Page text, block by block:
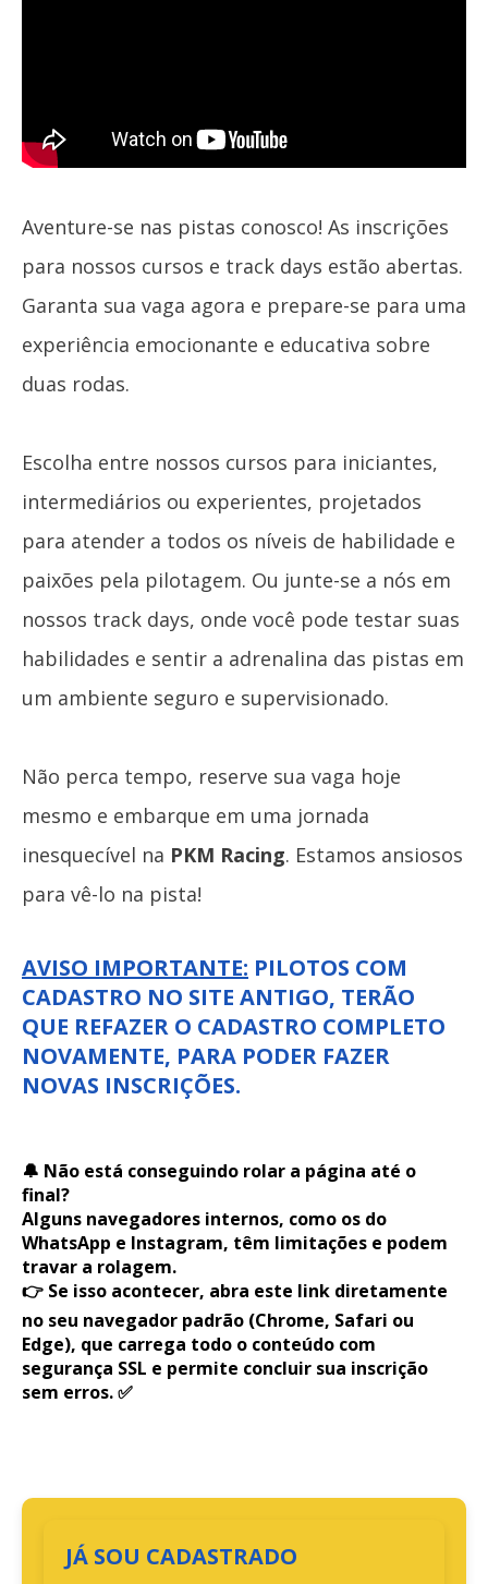
se
Inscrições
Meu
Cadastro
Aventure-se nas pistas conosco! As inscrições
para nossos cursos e track days estão abertas.
Garanta sua vaga agora e prepare-se para uma
experiência emocionante e educativa sobre
duas rodas.
Escolha entre nossos cursos para iniciantes,
intermediários ou experientes, projetados
para atender a todos os níveis de habilidade e
paixões pela pilotagem. Ou junte-se a nós em
nossos track days, onde você pode testar suas
habilidades e sentir a adrenalina das pistas em
um ambiente seguro e supervisionado.
Não perca tempo, reserve sua vaga hoje
mesmo e embarque em uma jornada
inesquecível na PKM Racing. Estamos ansiosos
para vê-lo na pista!
AVISO IMPORTANTE: PILOTOS COM
CADASTRO NO SITE ANTIGO, TERÃO
QUE REFAZER O CADASTRO COMPLETO
NOVAMENTE, PARA PODER FAZER
NOVAS INSCRIÇÕES.
🔔 Não está conseguindo rolar a página até o
final?
Alguns navegadores internos, como os do
WhatsApp e Instagram, têm limitações e podem
travar a rolagem.
👉 Se isso acontecer, abra este link diretamente
no seu navegador padrão (Chrome, Safari ou
Edge), que carrega todo o conteúdo com
segurança SSL e permite concluir sua inscrição
sem erros. ✅
JÁ SOU CADASTRADO